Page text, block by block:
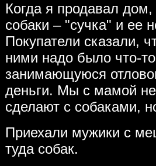
Когда я продавал
собаки – "сучка" и ее
Покупатели сказали,
ними надо было что-
занимающуюся
деньги. Мы с мамой
сделают с собаками,
Приехали мужики с
туда собак.